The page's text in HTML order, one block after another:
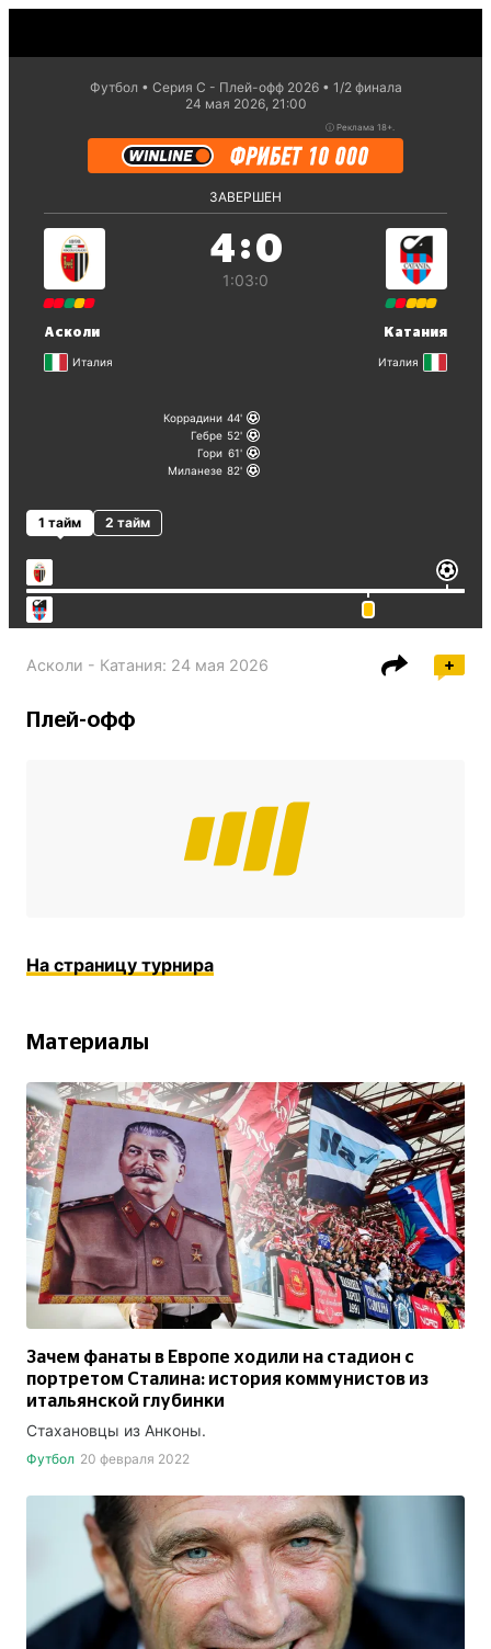
Футбол Серия С - Плей-офф 2026
1/2 финaла
24 мая 2026, 21:00
ⓘ Реклама 18+.
ЗАВЕРШЕН
Асколи
Италия
4:0
1:03:0
Катания
Италия
Коррадини 44
Гебре 52
Гори 61
Миланезе 82
1 тайм 2 тайм
Асколи - Катания: 24 мая 2026
Плей-офф
На страницу турнира
Материалы
Зачем фанаты в Европе ходили на стадион с
портретом Сталина: история коммунистов из
итальянской глубинки
Стахановцы из Анконы.
Футбол 20 февраля 2022